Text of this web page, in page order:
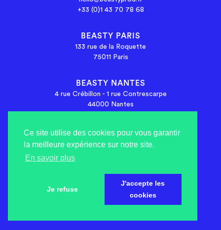
Ce site utilise des cookies pour vous garantir
la meilleure expérience sur notre site.
En savoir plus
Je refuse
J'accepte les
cookies
+33 (0)1 43 70 78 68
BEASTY PARIS
133 rue de la Roquette
75011 Paris
BEASTY NANTES
4 rue Crébillon - 1 rue Contrescarpe
44000 Nantes
© BEASTY PROD - 2026
L’agence créative de contenu pour les institutions,